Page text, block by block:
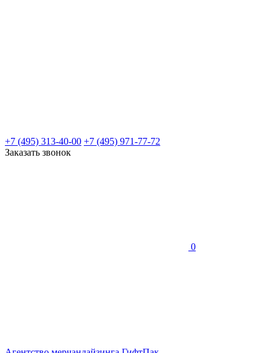
+7 (495) 313-40-00 +7 (495) 971-77-72
Заказать звонок
0